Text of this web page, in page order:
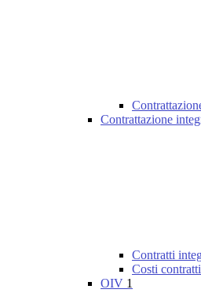
Contrattazione
Contratti
Costi
OIV 1